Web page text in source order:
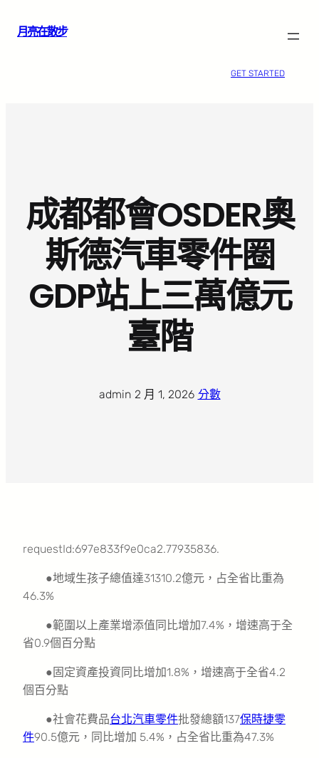
月亮在散步
GET STARTED
成都都會OSDER奧
斯德汽車零件圈
GDP站上三萬億元
臺階
admin· 2 月 1, 2026· 分數
requestId:697e833f9e0ca2.77935836.
●地域生孩子總值達31310.2億元，占全省比重為
46.3%
●範圍以上產業增添值同比增加7.4%，增速高于全
省0.9個百分點
●固定資產投資同比增加1.8%，增速高于全省4.2
個百分點
●社會花費品台北汽車零件批發總額137保時捷零
件90.5億元，同比增加 5.4%，占全省比重為47.3%